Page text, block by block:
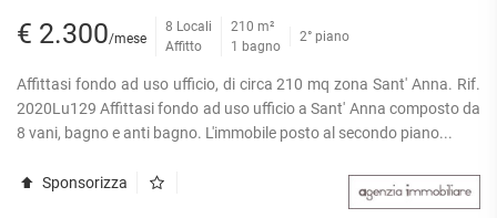
€ 2.300/mese
8 Locali
Affitto
210 m²
1 bagno
2° piano
Affittasi fondo ad uso ufficio, di circa 210 mq zona Sant' Anna. Rif.
2020Lu129 Affittasi fondo ad uso ufficio a Sant' Anna composto da
8 vani, bagno e anti bagno. L'immobile posto al secondo piano...
Sponsorizza